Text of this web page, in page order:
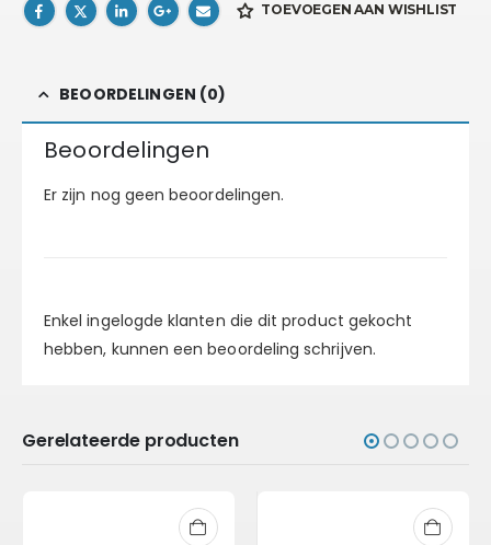
TOEVOEGEN AAN WISHLIST
BEOORDELINGEN (0)
Beoordelingen
Er zijn nog geen beoordelingen.
Enkel ingelogde klanten die dit product gekocht
hebben, kunnen een beoordeling schrijven.
Gerelateerde producten